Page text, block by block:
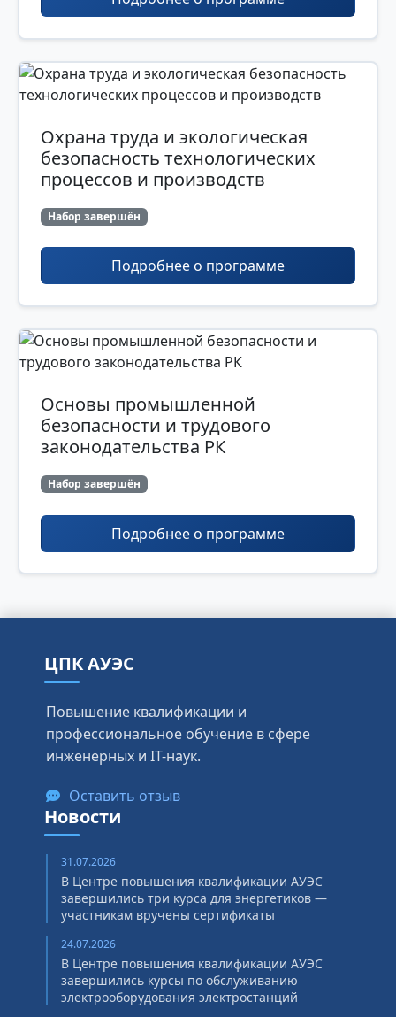
Охрана труда и экологическая
безопасность технологических
процессов и производств
Набор завершён
Подробнее о программе
Основы промышленной
безопасности и трудового
законодательства РК
Набор завершён
Подробнее о программе
ЦПК АУЭС
Повышение квалификации и
профессиональное обучение в сфере
инженерных и IT-наук.
Оставить отзыв
Новости
31.07.2026
В Центре повышения квалификации АУЭС
завершились три курса для энергетиков —
участникам вручены сертификаты
24.07.2026
В Центре повышения квалификации АУЭС
завершились курсы по обслуживанию
электрооборудования электростанций